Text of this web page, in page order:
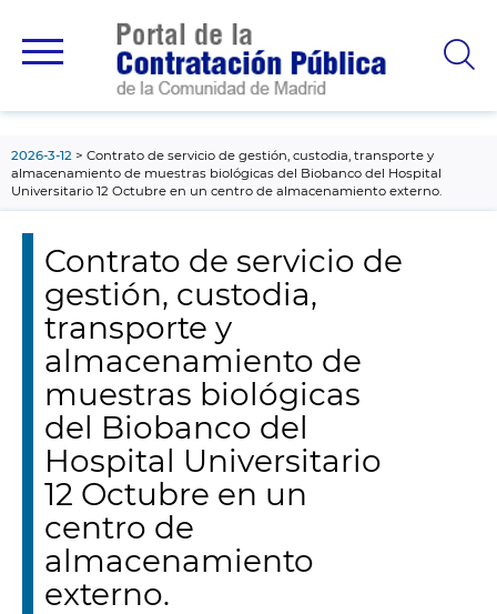
principal
2026-3-12
Contrato de servicio de gestión, custodia, transporte y
almacenamiento de muestras biológicas del Biobanco del Hospital
Universitario 12 Octubre en un centro de almacenamiento externo.
Contrato de servicio de
gestión, custodia,
transporte y
almacenamiento de
muestras biológicas
del Biobanco del
Hospital Universitario
12 Octubre en un
centro de
almacenamiento
externo.